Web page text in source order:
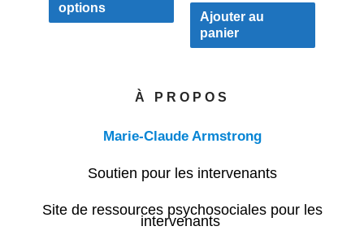
options
la
page
produit
Ajouter au
panier
À PROPOS
Marie-Claude Armstrong
Soutien pour les intervenants
Site de ressources psychosociales pour les
intervenants